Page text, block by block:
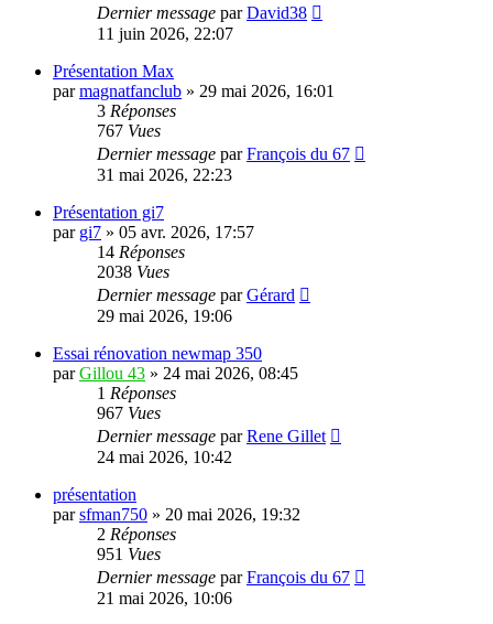
Dernier message parDavid38
11 juin 2026, 22:07
Présentation Max
parmagnatfanclub » 29 mai 2026, 16:01
3 Réponses
767 Vues
Dernier message parFrançois du 67
31 mai 2026, 22:23
Présentation gi7
par gi7 » 05 avr. 2026, 17:57
14 Réponses
2038 Vues
Dernier message parGérard
29 mai 2026, 19:06
Essai rénovation newmap 350
parGillou 43 » 24 mai 2026, 08:45
1 Réponses
967 Vues
Dernier message parRene Gillet
24 mai 2026, 10:42
présentation
parsfman750 » 20 mai 2026, 19:32
2 Réponses
951 Vues
Dernier message parFrançois du 67
21 mai 2026, 10:06